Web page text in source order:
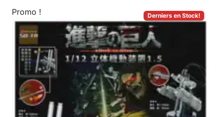
Derniers en Stock!
Promo !